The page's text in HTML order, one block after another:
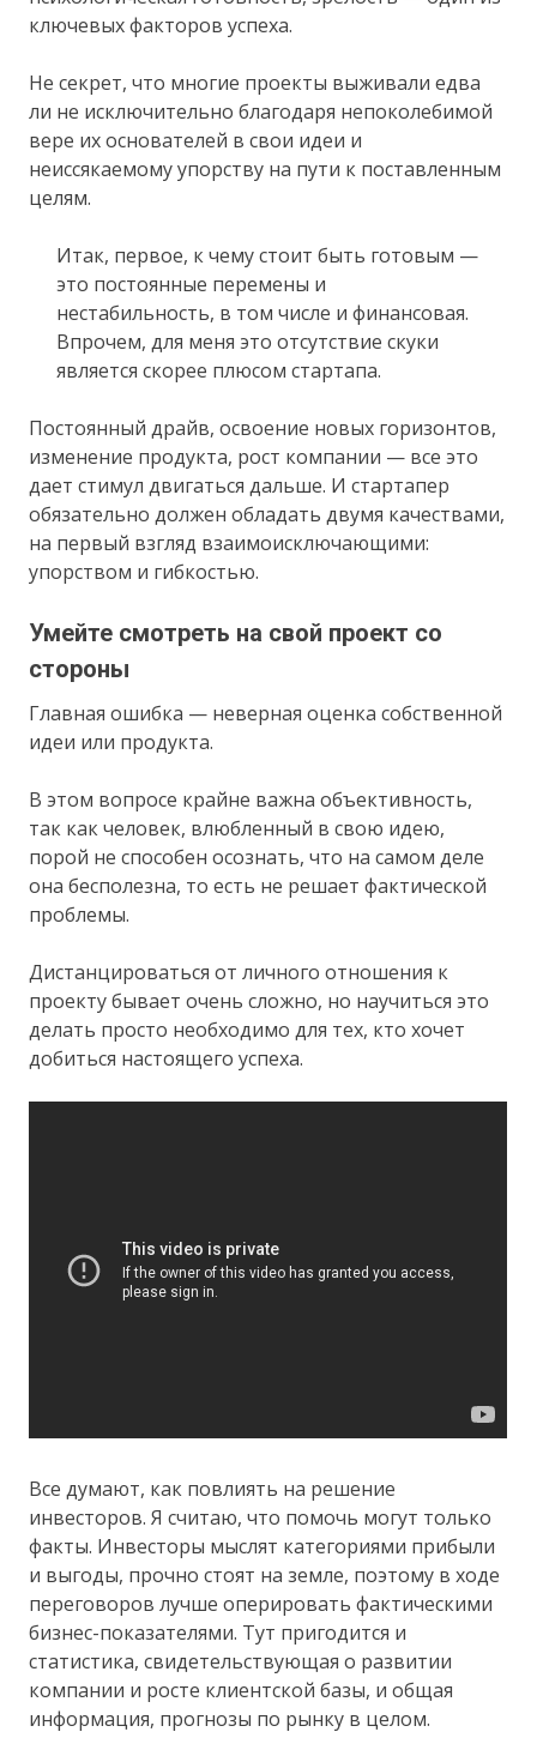
ключевых факторов успеха.
Не секрет, что многие проекты выживали едва
ли не исключительно благодаря непоколебимой
вере их основателей в свои идеи и
неиссякаемому упорству на пути к поставленным
целям.
Итак, первое, к чему стоит быть готовым —
это постоянные перемены и
нестабильность, в том числе и финансовая.
Впрочем, для меня это отсутствие скуки
является скорее плюсом стартапа.
Постоянный драйв, освоение новых горизонтов,
изменение продукта, рост компании — все это
дает стимул двигаться дальше. И стартапер
обязательно должен обладать двумя качествами,
на первый взгляд взаимоисключающими:
упорством и гибкостью.
Умейте смотреть на свой проект со
стороны
Главная ошибка — неверная оценка собственной
идеи или продукта.
В этом вопросе крайне важна объективность,
так как человек, влюбленный в свою идею,
порой не способен осознать, что на самом деле
она бесполезна, то есть не решает фактической
проблемы.
Диcтанцироваться от личного отношения к
проекту бывает очень сложно, но научиться это
делать просто необходимо для тех, кто хочет
добиться настоящего успеха.
Все думают, как повлиять на решение
инвесторов. Я считаю, что помочь могут только
факты. Инвесторы мыслят категориями прибыли
и выгоды, прочно стоят на земле, поэтому в ходе
переговоров лучше оперировать фактическими
бизнес-показателями. Тут пригодится и
статистика, свидетельствующая о развитии
компании и росте клиентской базы, и общая
информация, прогнозы по рынку в целом.